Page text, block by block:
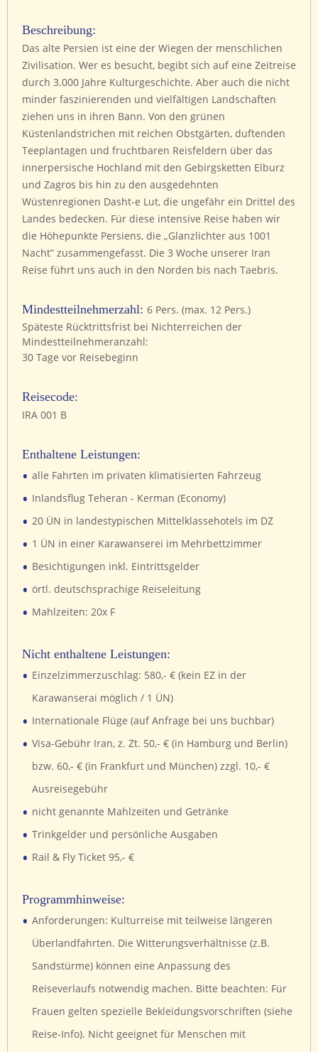
Beschreibung:
Das alte Persien ist eine der Wiegen der menschlichen
Zivilisation. Wer es besucht, begibt sich auf eine Zeitreise
durch 3.000 Jahre Kulturgeschichte. Aber auch die nicht
minder faszinierenden und vielfältigen Landschaften
ziehen uns in ihren Bann. Von den grünen
Küstenlandstrichen mit reichen Obstgärten, duftenden
Teeplantagen und fruchtbaren Reisfeldern über das
innerpersische Hochland mit den Gebirgsketten Elburz
und Zagros bis hin zu den ausgedehnten
Wüstenregionen Dasht-e Lut, die ungefähr ein Drittel des
Landes bedecken. Für diese intensive Reise haben wir
die Höhepunkte Persiens, die „Glanzlichter aus 1001
Nacht” zusammengefasst. Die 3 Woche unserer Iran
Reise führt uns auch in den Norden bis nach Taebris.
Mindestteilnehmerzahl: 6 Pers. (max. 12 Pers.)
Späteste Rücktrittsfrist bei Nichterreichen der
Mindestteilnehmeranzahl:
30 Tage vor Reisebeginn
Reisecode:
IRA 001 B
Enthaltene Leistungen:
• alle Fahrten im privaten klimatisierten Fahrzeug
• Inlandsflug Teheran - Kerman (Economy)
• 20 ÜN in landestypischen Mittelklassehotels im DZ
• 1 ÜN in einer Karawanserei im Mehrbettzimmer
• Besichtigungen inkl. Eintrittsgelder
• örtl. deutschsprachige Reiseleitung
• Mahlzeiten: 20x F
Nicht enthaltene Leistungen:
• Einzelzimmerzuschlag: 580,- € (kein EZ in der
Karawanserai möglich / 1 ÜN)
• Internationale Flüge (auf Anfrage bei uns buchbar)
• Visa-Gebühr Iran, z. Zt. 50,- € (in Hamburg und Berlin)
bzw. 60,- € (in Frankfurt und München) zzgl. 10,- €
Ausreisegebühr
• nicht genannte Mahlzeiten und Getränke
• Trinkgelder und persönliche Ausgaben
• Rail & Fly Ticket 95,- €
Programmhinweise:
• Anforderungen: Kulturreise mit teilweise längeren
Überlandfahrten. Die Witterungsverhältnisse (z.B.
Sandstürme) können eine Anpassung des
Reiseverlaufs notwendig machen. Bitte beachten: Für
Frauen gelten spezielle Bekleidungsvorschriften (siehe
Reise-Info). Nicht geeignet für Menschen mit